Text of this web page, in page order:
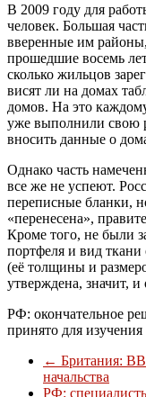
В 2009 году для
человек. Большая
вверенные им
прошедшие восемь
сколько жильцов
висят ли на домах
домов. На это
уже выполнили свою
вносить данные о
Однако часть
все же не успеют.
переписные бланки,
«перенесена»,
Кроме того, не были
портфеля и вид ткани
(её толщины и
утверждена, значит,
РФ: окончательное
принято для
← Британия:
начальства
РФ: